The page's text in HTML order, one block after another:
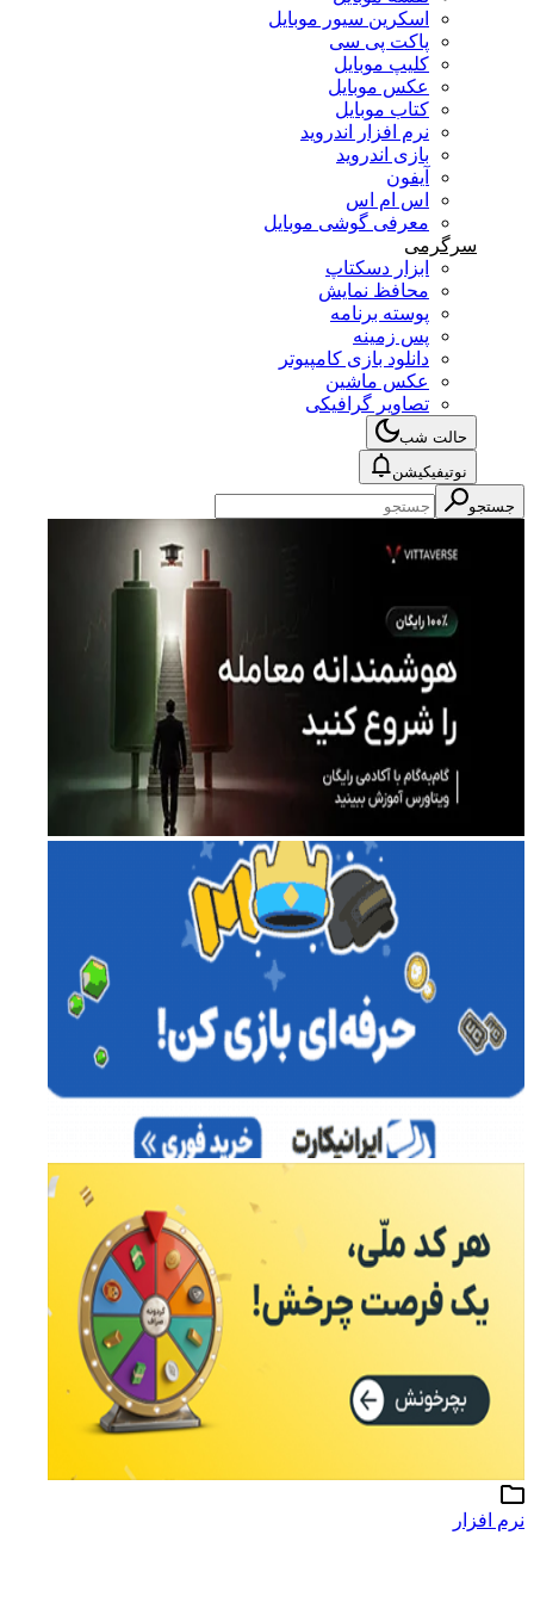
اسکرین سیور موبایل
پاکت پی سی
کلیپ موبایل
عکس موبایل
کتاب موبایل
نرم افزار اندروید
بازی اندروید
آیفون
اس ام اس
معرفی گوشی موبایل
سرگرمی
ابزار دسکتاپ
محافظ نمایش
پوسته برنامه
پس زمینه
دانلود بازی کامپیوتر
عکس ماشین
تصاویر گرافیکی
حالت شب
نوتیفیکیشن
جستجو
افزار